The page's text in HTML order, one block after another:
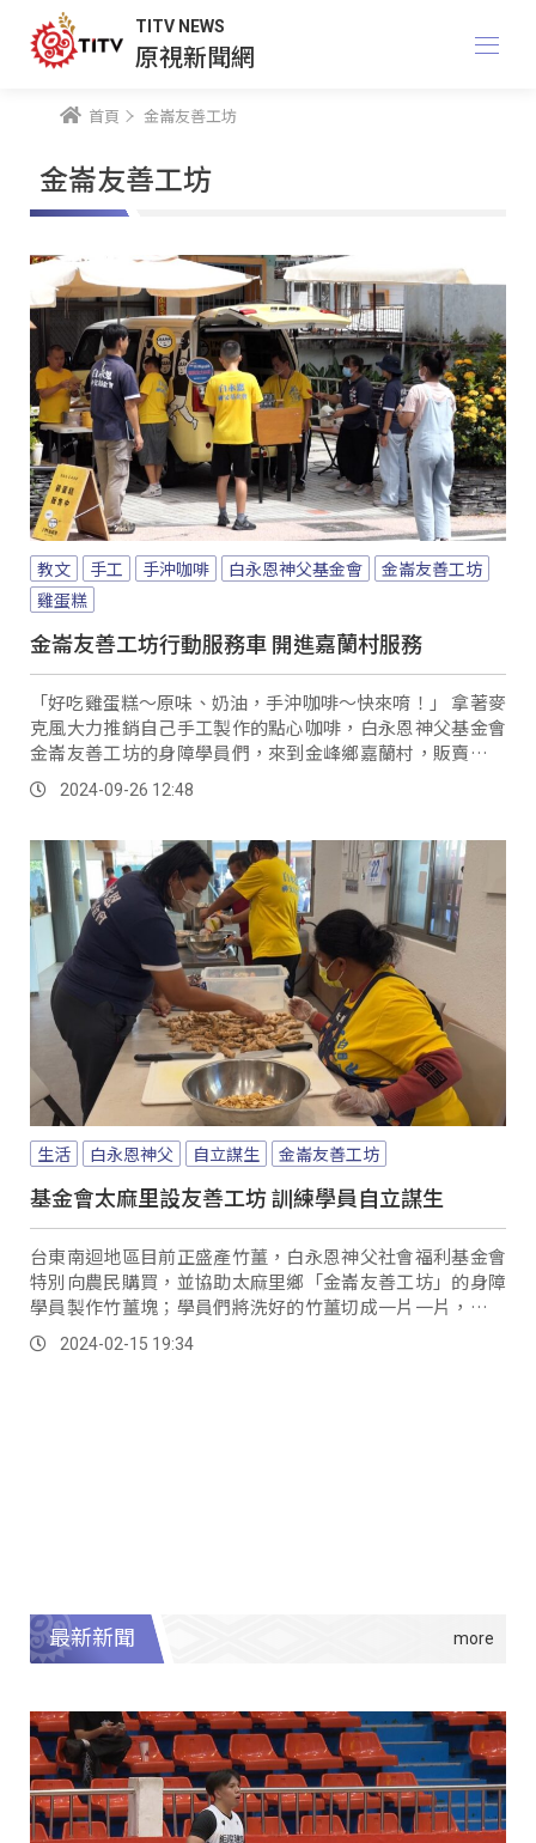
TITV NEWS
原視新聞網
首頁 金崙友善工坊
金崙友善工坊
教文 手工 手沖咖啡 白永恩神父基金會
金崙友善工坊
雞蛋糕
金崙友善工坊行動服務車 開進嘉蘭村服務
「好吃雞蛋糕～原味、奶油，手沖咖啡～快來唷！」 拿著麥
克風大力推銷自己手工製作的點心咖啡，白永恩神父基金會
金崙友善工坊的身障學員們，來到金峰鄉嘉蘭村，販賣自己
手工製作的雞蛋糕跟手沖咖啡，吸引不少遊客跟民眾前來捧
場。2024-09-26 12:48
生活 白永恩神父 自立謀生 金崙友善工坊
基金會太麻里設友善工坊 訓練學員自立謀生
台東南迴地區目前正盛產竹薑，白永恩神父社會福利基金會
特別向農民購買，並協助太麻里鄉「金崙友善工坊」的身障
學員製作竹薑塊；學員們將洗好的竹薑切成一片一片，社工
則在一旁細心指導，從最基本的開始、幫助學員來親自處理
完成。2024-02-15 19:34
最新新聞